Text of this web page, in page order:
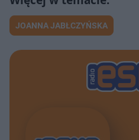
JOANNA JABŁCZYŃSKA